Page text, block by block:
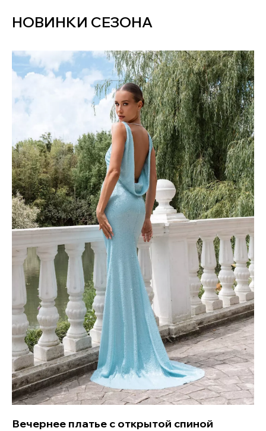
НОВИНКИ СЕЗОНА
Вечернее платье с открытой спиной